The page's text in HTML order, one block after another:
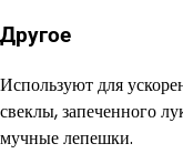
Другое
Используют для
свеклы, запеченного
мучные лепешки.